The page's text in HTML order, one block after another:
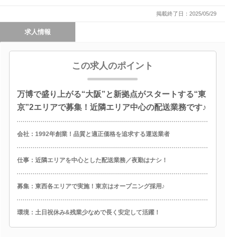
掲載終了日：2025/05/29
求人情報
この求人のポイント
万博で盛り上がる“大阪”と新拠点がスタートする“東
京”2エリアで募集！近隣エリア中心の配送業務です♪
会社：1992年創業！品質と適正価格を追求する運送業者
仕事：近隣エリアを中心とした配送業務／夜勤はナシ！
募集：東西各エリアで実施！東京はオープニング採用♪
環境：土日祝休み&残業少なめで長く安定して活躍！